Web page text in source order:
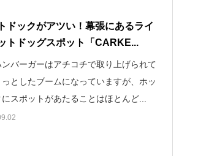
ドックがアツい！幕張にあるライ
トドッグスポット「CARKE...
バーガーはアチコチで取り上げられて
としたブームになっていますが、ホッ
にスポットがあたることはほとんど...